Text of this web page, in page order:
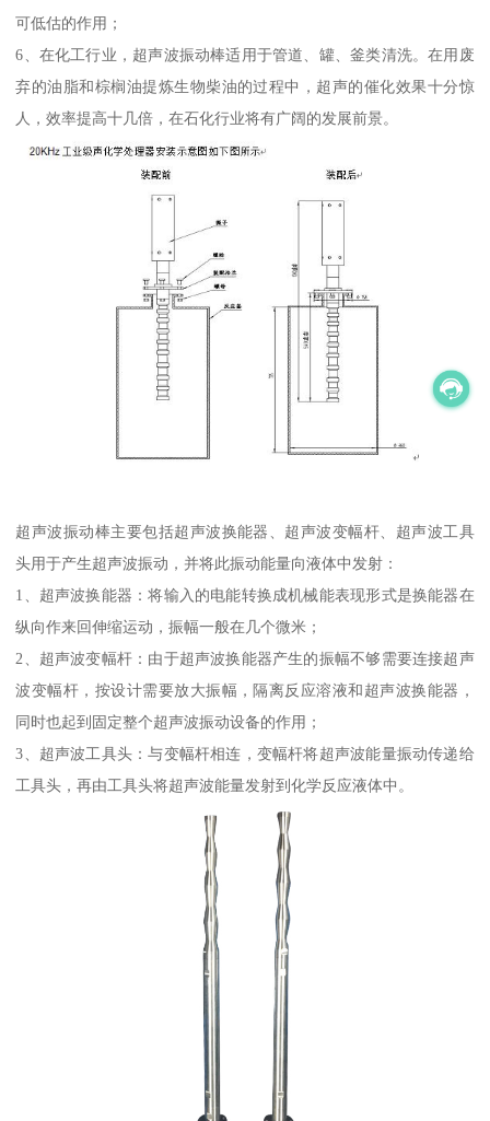
可低估的作用；
6、在化工行业，超声波振动棒适用于管道、罐、釜类清洗。在用废
弃的油脂和棕榈油提炼生物柴油的过程中，超声的催化效果十分惊
人，效率提高十几倍，在石化行业将有广阔的发展前景。
超声波振动棒主要包括超声波换能器、超声波变幅杆、超声波工具
头用于产生超声波振动，并将此振动能量向液体中发射：
1、超声波换能器：将输入的电能转换成机械能表现形式是换能器在
纵向作来回伸缩运动，振幅一般在几个微米；
2、超声波变幅杆：由于超声波换能器产生的振幅不够需要连接超声
波变幅杆，按设计需要放大振幅，隔离反应溶液和超声波换能器，
同时也起到固定整个超声波振动设备的作用；
3、超声波工具头：与变幅杆相连，变幅杆将超声波能量振动传递给
工具头，再由工具头将超声波能量发射到化学反应液体中。